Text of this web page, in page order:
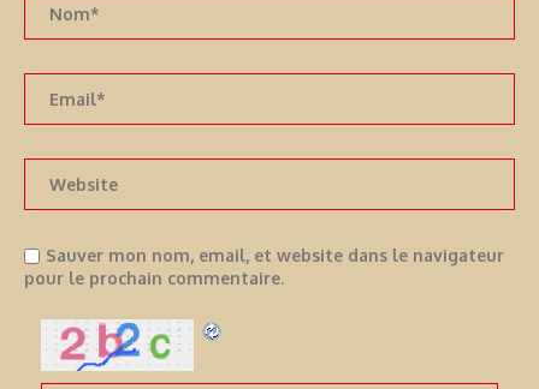
Sauver mon nom, email, et website dans le navigateur
pour le prochain commentaire.